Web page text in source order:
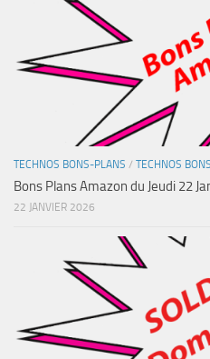
TECHNOS BONS-PLANS / TECHNOS
Bons Plans Amazon du Jeudi 22
22 JANVIER 2026